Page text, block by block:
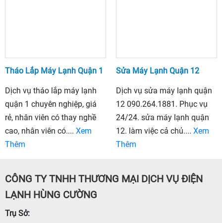
Tháo Lắp Máy Lạnh Quận 1
Dịch vụ tháo lắp máy lạnh
quận 1 chuyên nghiệp, giá
rẻ, nhân viên có thay nghề
cao, nhân viên có.... Xem
Thêm
Sửa Máy Lạnh Quận 12
Dịch vụ sửa máy lạnh quận
12 090.264.1881. Phục vụ
24/24. sửa máy lạnh quận
12. làm việc cả chủ.... Xem
Thêm
CÔNG TY TNHH THƯƠNG MẠI DỊCH VỤ ĐIỆN
LẠNH HÙNG CƯỜNG
Trụ Sở: